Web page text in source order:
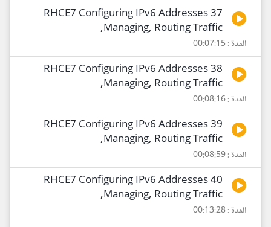
37 RHCE7 Configuring IPv6 Addresses
,Managing, Routing Traffic
المدة : 00:07:15
38 RHCE7 Configuring IPv6 Addresses
,Managing, Routing Traffic
المدة : 00:08:16
39 RHCE7 Configuring IPv6 Addresses
,Managing, Routing Traffic
المدة : 00:08:59
40 RHCE7 Configuring IPv6 Addresses
,Managing, Routing Traffic
المدة : 00:13:28